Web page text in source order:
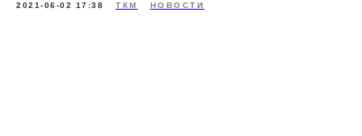
2021-06-02 17:38 ТКМ НОВОСТИ